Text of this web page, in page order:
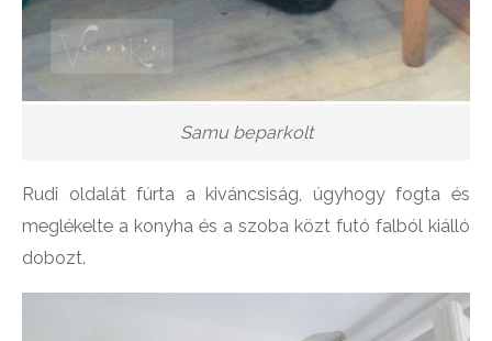
Samu beparkolt
Rudi oldalát fúrta a kiváncsiság, úgyhogy fogta és
meglékelte a konyha és a szoba közt futó falból kiálló
dobozt.